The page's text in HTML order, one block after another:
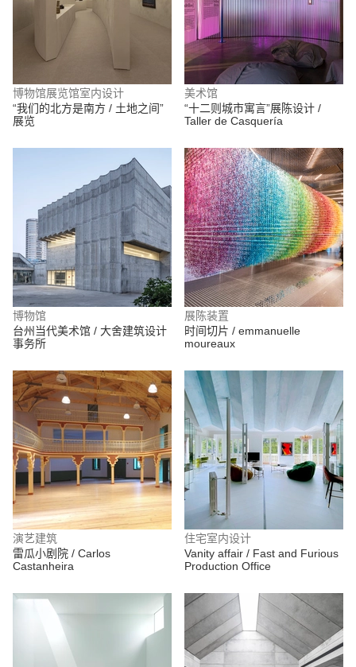
博物馆展览馆室内设计
“我们的北方是南方 / 土地之间”
展览
美术馆
“十二则城市寓言”展陈设计 /
Taller de Casquería
博物馆
台州当代美术馆 / 大舍建筑设计
事务所
展陈装置
时间切片 / emmanuelle
moureaux
演艺建筑
雷瓜小剧院 / Carlos
Castanheira
住宅室内设计
Vanity affair / Fast and Furious
Production Office